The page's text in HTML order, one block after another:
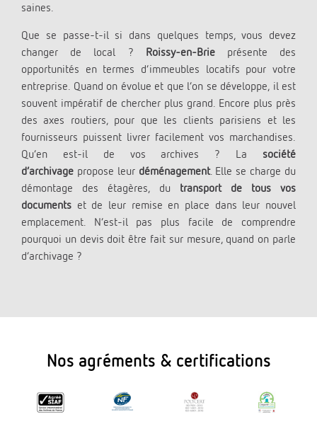
saines.
Que se passe-t-il si dans quelques temps, vous devez
changer de local ? Roissy-en-Brieprésente des
opportunités en termes d’immeubles locatifs pour votre
entreprise. Quand on évolue et que l’on se développe, il est
souvent impératif de chercher plus grand. Encore plus près
des axes routiers, pour que les clients parisiens et les
fournisseurs puissent livrer facilement vos marchandises.
Qu’en est-il de vos archives ? La société
d’archivage propose leur déménagement. Elle se charge du
démontage des étagères, du transport de tous vos
documents et de leur remise en place dans leur nouvel
emplacement. N’est-il pas plus facile de comprendre
pourquoi un devis doit être fait sur mesure, quand on parle
d’archivage ?
Nos agréments & certifications